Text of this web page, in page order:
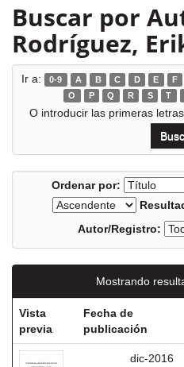
Buscar por
Rodríguez,
Ir a: 0-9 A B C D E F
O
P Q R S T
O introducir las primeras
Ordenar por:
Autor/Registro:
Mostrando
Vista
previa
Fecha de
publicación
dic-2016